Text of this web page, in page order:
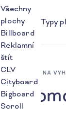
Všechny
plochy
Billboard
Reklamní
štít
CLV
Cityboard
Bigboard
Scroll
Typy
ZPĚT NA